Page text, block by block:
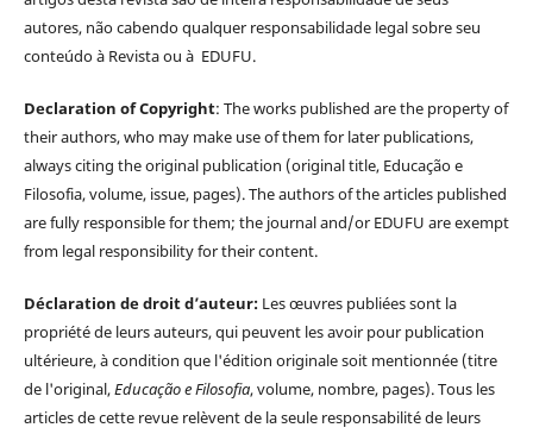
autores, não cabendo qualquer responsabilidade legal sobre seu
conteúdo à Revista ou à EDUFU.
Declaration of Copyright: The works published are the property of
their authors, who may make use of them for later publications,
always citing the original publication (original title, Educação e
Filosofia, volume, issue, pages). The authors of the articles published
are fully responsible for them; the journal and/or EDUFU are exempt
from legal responsibility for their content.
Déclaration de droit d’auteur: Les œuvres publiées sont la
propriété de leurs auteurs, qui peuvent les avoir pour publication
ultérieure, à condition que l'édition originale soit mentionnée (titre
de l'original,Educação e Filosofia, volume, nombre, pages). Tous les
articles de cette revue relèvent de la seule responsabilité de leurs